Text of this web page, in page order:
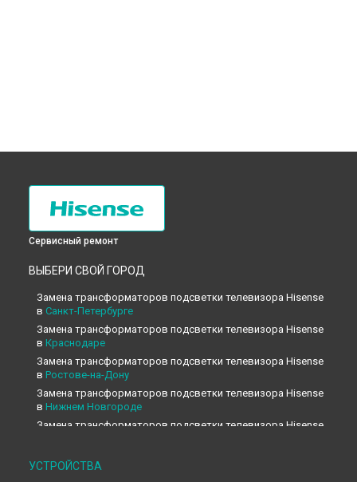
Сервисный ремонт
ВЫБЕРИ СВОЙ ГОРОД
Замена трансформаторов подсветки телевизора Hisense
в Санкт-Петербурге
Замена трансформаторов подсветки телевизора Hisense
в Краснодаре
Замена трансформаторов подсветки телевизора Hisense
в Ростове-на-Дону
Замена трансформаторов подсветки телевизора Hisense
в Нижнем Новгороде
Замена трансформаторов подсветки телевизора Hisense
Замена трансформаторов подсветки телевизора Hisense
в Челябинске
УСТРОЙСТВА